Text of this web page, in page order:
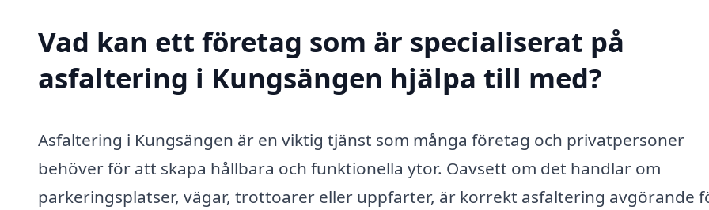
Vad kan ett företag som är specialiserat på
asfaltering i Kungsängen hjälpa till med?
Asfaltering i Kungsängen är en viktig tjänst som många företag och privatpersoner
behöver för att skapa hållbara och funktionella ytor. Oavsett om det handlar om
parkeringsplatser, vägar, trottoarer eller uppfarter, är korrekt asfaltering avgörande